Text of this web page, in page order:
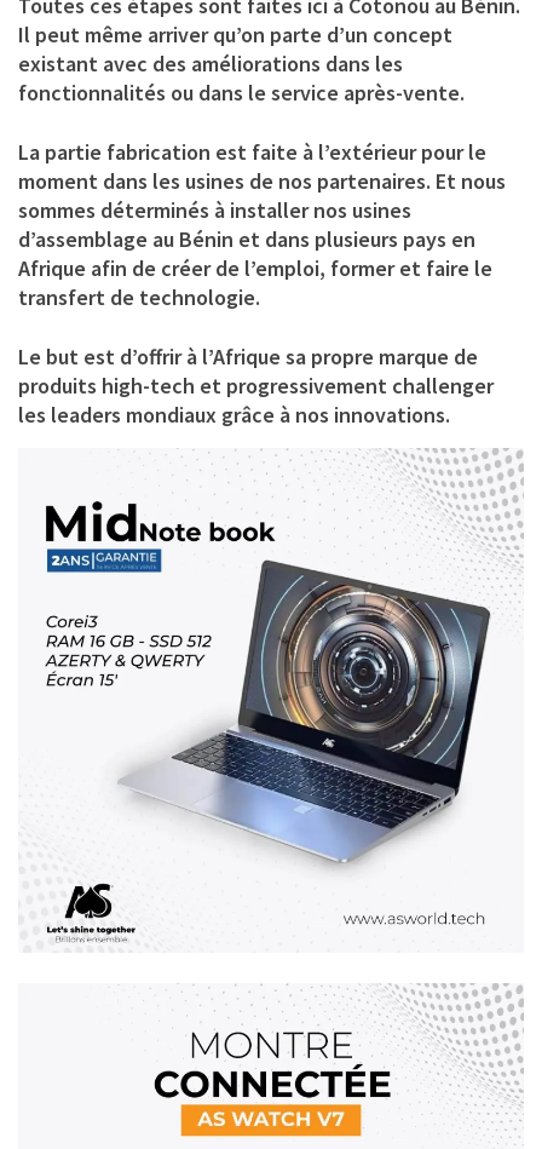
Il peut même arriver qu’on parte d’un concept
existant avec des améliorations dans les
fonctionnalités ou dans le service après-vente.
La partie fabrication est faite à l’extérieur pour le
moment dans les usines de nos partenaires. Et nous
sommes déterminés à installer nos usines
d’assemblage au Bénin et dans plusieurs pays en
Afrique afin de créer de l’emploi, former et faire le
transfert de technologie.
Le but est d’offrir à l’Afrique sa propre marque de
produits high-tech et progressivement challenger
les leaders mondiaux grâce à nos innovations.